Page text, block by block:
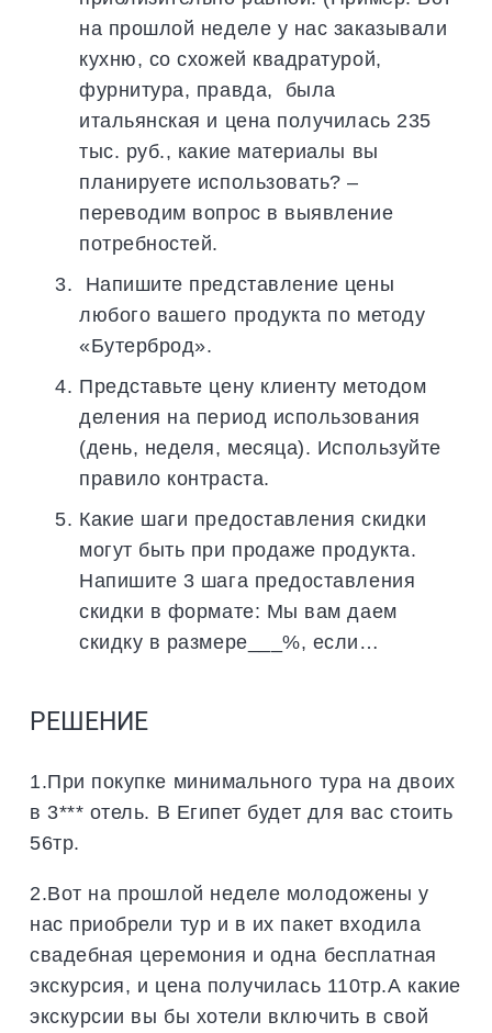
на прошлой неделе у нас заказывали
кухню, со схожей квадратурой,
фурнитура, правда, была
итальянская и цена получилась 235
тыс. руб., какие материалы вы
планируете использовать? –
переводим вопрос в выявление
потребностей.
Напишите представление цены
любого вашего продукта по методу
«Бутерброд».
Представьте цену клиенту методом
деления на период использования
(день, неделя, месяца). Используйте
правило контраста.
Какие шаги предоставления скидки
могут быть при продаже продукта.
Напишите 3 шага предоставления
скидки в формате: Мы вам даем
скидку в размере___%, если…
РЕШЕНИЕ
1.При покупке минимального тура на двоих
в 3*** отель. В Египет будет для вас стоить
56тр.
2.Вот на прошлой неделе молодожены у
нас приобрели тур и в их пакет входила
свадебная церемония и одна бесплатная
экскурсия, и цена получилась 110тр.А какие
экскурсии вы бы хотели включить в свой